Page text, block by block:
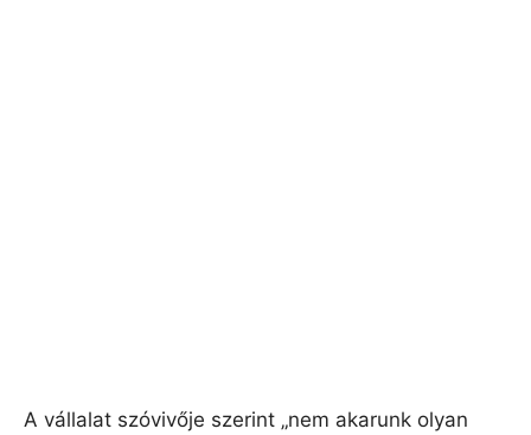
A vállalat szóvivője szerint „nem akarunk olyan